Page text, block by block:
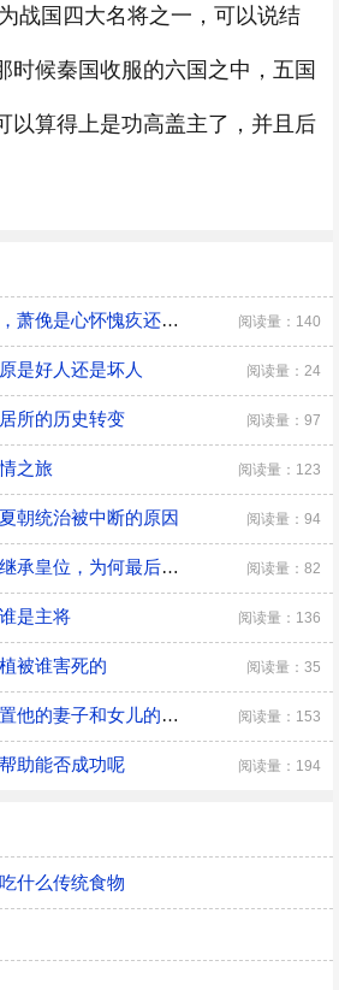
战国四大名将之一，可以说结
时候秦国收服的六国之中，五国
以算得上是功高盖主了，并且后
唐文宗征召四次说不吗，萧俛是心怀愧疚还是居功自傲 阅读量：140
是好人还是坏人 阅读量：24
所的历史转变 阅读量：97
之旅 阅读量：123
朝统治被中断的原因 阅读量：94
秦始皇死前遗诏是让谁继承皇位，为何最后是胡亥继位 阅读量：82
是主将 阅读量：136
被谁害死的 阅读量：35
​岳飞死后秦桧是如何处置他的妻子和女儿的，秦桧怎么处置岳飞家人的 阅读量：153
助能否成功呢 阅读量：194
什么传统食物